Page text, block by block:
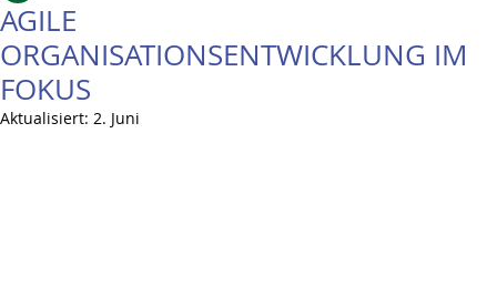
AGILE
ORGANISATIONSENTWICKLUNG IM
FOKUS
Aktualisiert: 2. Juni